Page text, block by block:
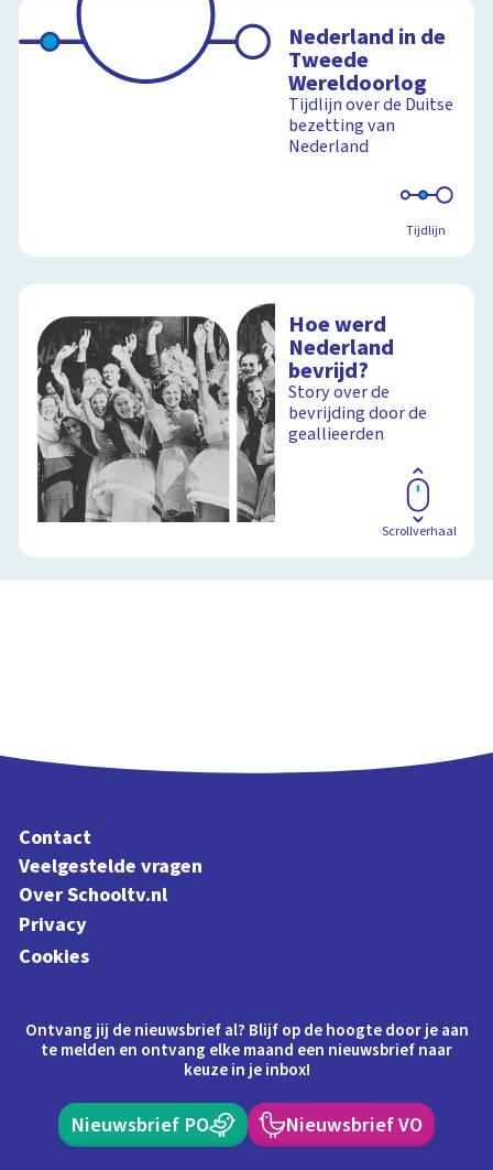
Nederland in de
Tweede
Wereldoorlog
Tijdlijn over de Duitse
bezetting van
Nederland
Tijdlijn
Hoe werd
Nederland
bevrijd?
Story over de
bevrijding door de
geallieerden
Scrollverhaal
Contact
Veelgestelde vragen
Over Schooltv.nl
Privacy
Cookies
Ontvang jij de nieuwsbrief al? Blijf op de hoogte door je aan
te melden en ontvang elke maand een nieuwsbrief naar
keuze in je inbox!
Nieuwsbrief PO Nieuwsbrief VO